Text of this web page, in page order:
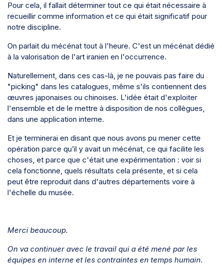
Pour cela, il fallait déterminer tout ce qui était nécessaire à
recueillir comme information et ce qui était significatif pour
notre discipline.
On parlait du mécénat tout à l'heure. C'est un mécénat dédié
à la valorisation de l'art iranien en l'occurrence.
Naturellement, dans ces cas-là, je ne pouvais pas faire du
"picking" dans les catalogues, même s'ils contiennent des
œuvres japonaises ou chinoises. L'idée était d'exploiter
l'ensemble et de le mettre à disposition de nos collègues,
dans une application interne.
Et je terminerai en disant que nous avons pu mener cette
opération parce qu’il y avait un mécénat, ce qui facilite les
choses, et parce que c'était une expérimentation : voir si
cela fonctionne, quels résultats cela présente, et si cela
peut être reproduit dans d'autres départements voire à
l'échelle du musée.
Merci beaucoup.
On va continuer avec le travail qui a été mené par les
équipes en interne et les contraintes en temps humain.